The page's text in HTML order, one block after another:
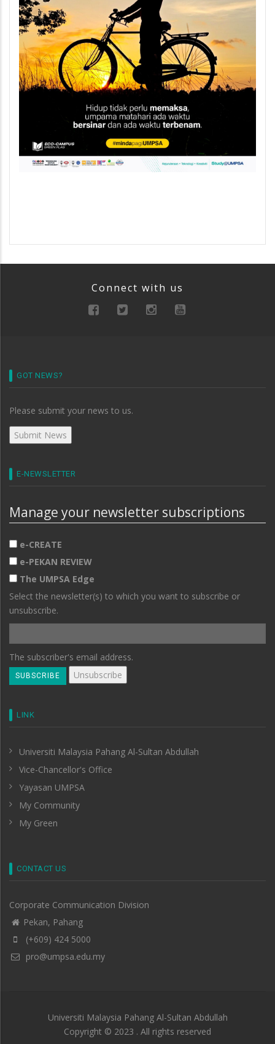
Connect with us
GOT NEWS?
Please submit your news to us.
E-NEWSLETTER
Manage your newsletter subscriptions
e-CREATE
e-PEKAN REVIEW
The UMPSA Edge
Select the newsletter(s) to which you want to subscribe or
unsubscribe.
The subscriber's email address.
LINK
Universiti Malaysia Pahang Al-Sultan Abdullah
Vice-Chancellor's Office
Yayasan UMPSA
My Community
My Green
CONTACT US
Corporate Communication Division
Pekan, Pahang
(+609) 424 5000
pro@umpsa.edu.my
Universiti Malaysia Pahang Al-Sultan Abdullah
Copyright © 2023 . All rights reserved